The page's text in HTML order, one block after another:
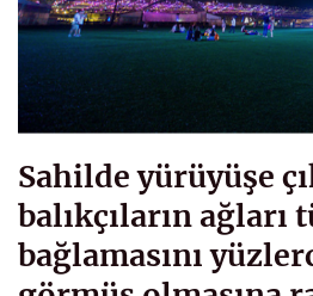
Sahilde yürüyüşe
balıkçıların ağları
bağlamasını